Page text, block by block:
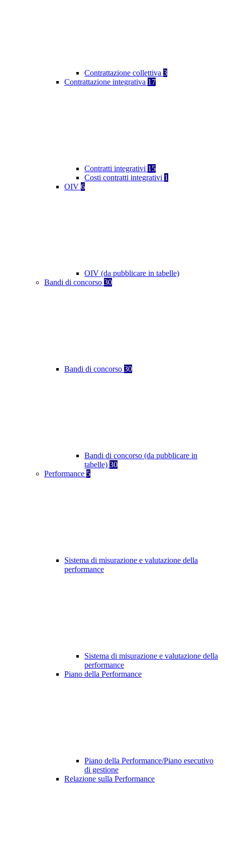
Contrattazione collettiva 3
Contrattazione integrativa 17
Contratti integrativi 15
Costi contratti integrativi 1
OIV 6
OIV (da pubblicare in tabelle)
Bandi di concorso 30
Bandi di concorso 30
Bandi di concorso (da pubblicare in
tabelle) 30
Performance 5
Sistema di misurazione e valutazione della
performance
Sistema di misurazione e valutazione della
performance
Piano della Performance
Piano della Performance/Piano esecutivo
di gestione
Relazione sulla Performance